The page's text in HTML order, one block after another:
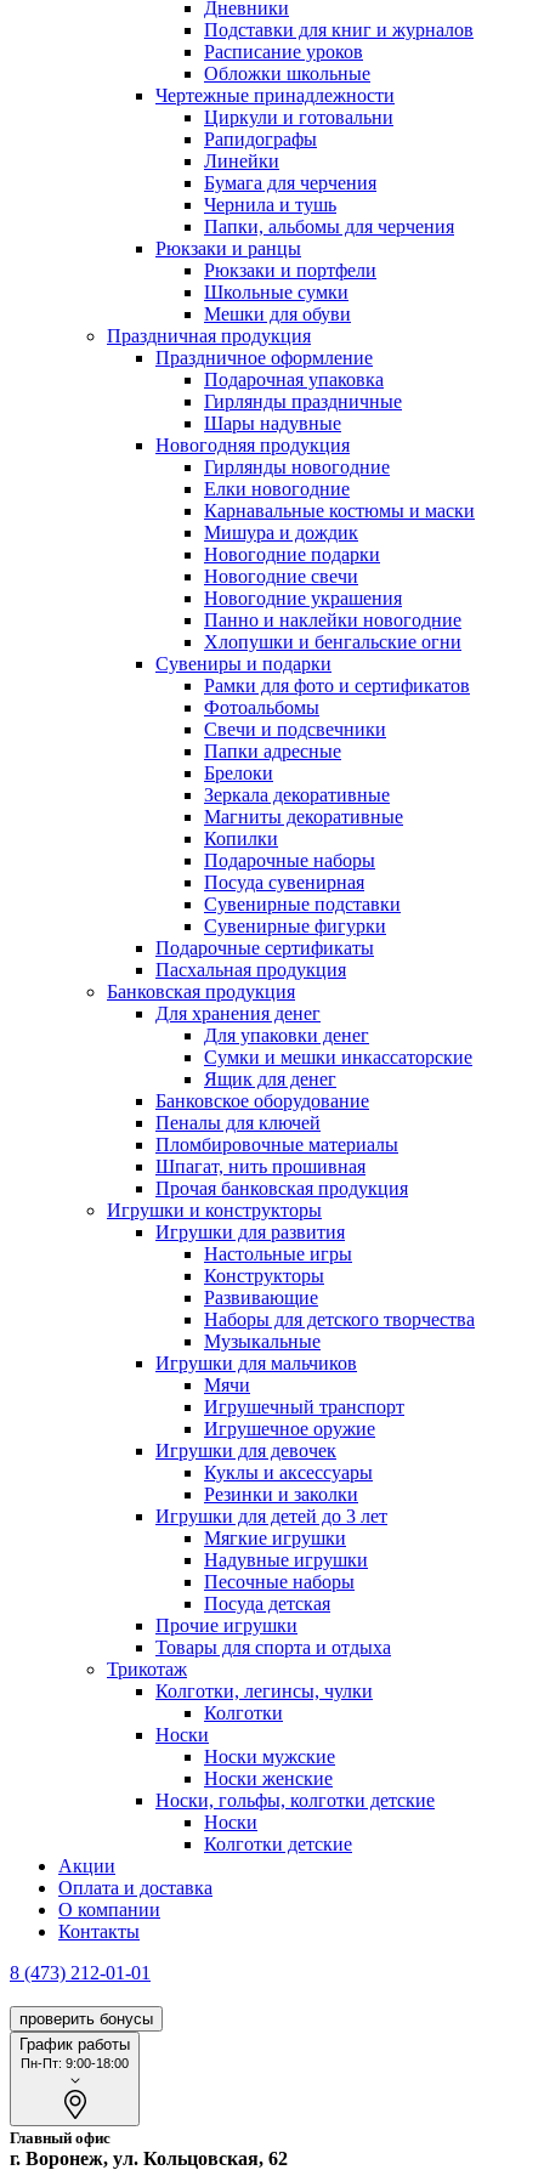
Дневники
Подставки для книг и журналов
Расписание уроков
Обложки школьные
Чертежные принадлежности
Циркули и готовальни
Рапидографы
Линейки
Бумага для черчения
Чернила и тушь
Папки, альбомы для черчения
Рюкзаки и ранцы
Рюкзаки и портфели
Школьные сумки
Мешки для обуви
Праздничная продукция
Праздничное оформление
Подарочная упаковка
Гирлянды праздничные
Шары надувные
Новогодняя продукция
Гирлянды новогодние
Елки новогодние
Карнавальные костюмы и маски
Мишура и дождик
Новогодние подарки
Новогодние свечи
Новогодние украшения
Панно и наклейки новогодние
Хлопушки и бенгальские огни
Сувениры и подарки
Рамки для фото и сертификатов
Фотоальбомы
Свечи и подсвечники
Папки адресные
Брелоки
Зеркала декоративные
Магниты декоративные
Копилки
Подарочные наборы
Посуда сувенирная
Сувенирные подставки
Сувенирные фигурки
Подарочные сертификаты
Пасхальная продукция
Банковская продукция
Для хранения денег
Для упаковки денег
Сумки и мешки инкассаторские
Ящик для денег
Банковское оборудование
Пеналы для ключей
Пломбировочные материалы
Шпагат, нить прошивная
Прочая банковская продукция
Игрушки и конструкторы
Игрушки для развития
Настольные игры
Конструкторы
Развивающие
Наборы для детского творчества
Музыкальные
Игрушки для мальчиков
Мячи
Игрушечный транспорт
Игрушечное оружие
Игрушки для девочек
Куклы и аксессуары
Резинки и заколки
Игрушки для детей до 3 лет
Мягкие игрушки
Надувные игрушки
Песочные наборы
Посуда детская
Прочие игрушки
Товары для спорта и отдыха
Трикотаж
Колготки, легинсы, чулки
Колготки
Носки
Носки мужские
Носки женские
Носки, гольфы, колготки детские
Носки
Колготки детские
Акции
Оплата и доставка
О компании
Контакты
8 (473) 212-01-01
проверить бонусы
График работы
Пн-Пт: 9:00-18:00
Главный офис
г. Воронеж, ул. Кольцовская, 62